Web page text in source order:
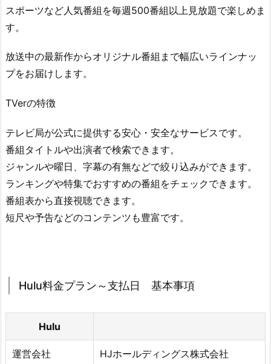
スポーツなど人気番組を毎週500番組以上見放題で楽しめま
す。
放送中の最新作からオリジナル番組まで幅広いラインナッ
プをお届けします。
TVerの特徴
テレビ局が公式に提供する安心・安全なサービスです。
番組タイトルや出演者で検索できます。
ジャンルや曜日、字幕の有無などで絞り込みができます。
ランキングや特集でおすすめの番組をチェックできます。
番組表から直接視聴できます。
短尺や予告などのコンテンツも豊富です。
Hulu料金プラン～支払日 基本事項
Hulu
運営会社 HJホールディングス株式会社